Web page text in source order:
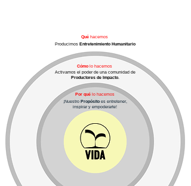
Qué hacemos
Producimos Entretenimiento Humanitario
Activamos el poder de una comunidad de
Productores de Impacto
¡Nuestro Propósito es entretener,
inspirar y empoderarte!
Por qué lo hacemos
Cómo lo hacemos